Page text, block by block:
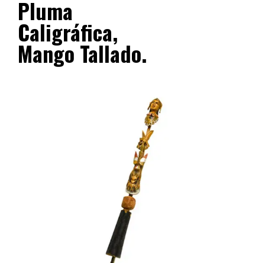
Pluma
Caligráfica,
Mango Tallado.